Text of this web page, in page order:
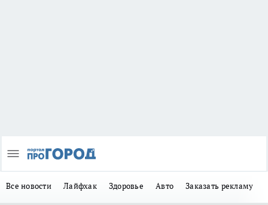
Все новости Лайфхак Здоровье Авто Заказать рекламу